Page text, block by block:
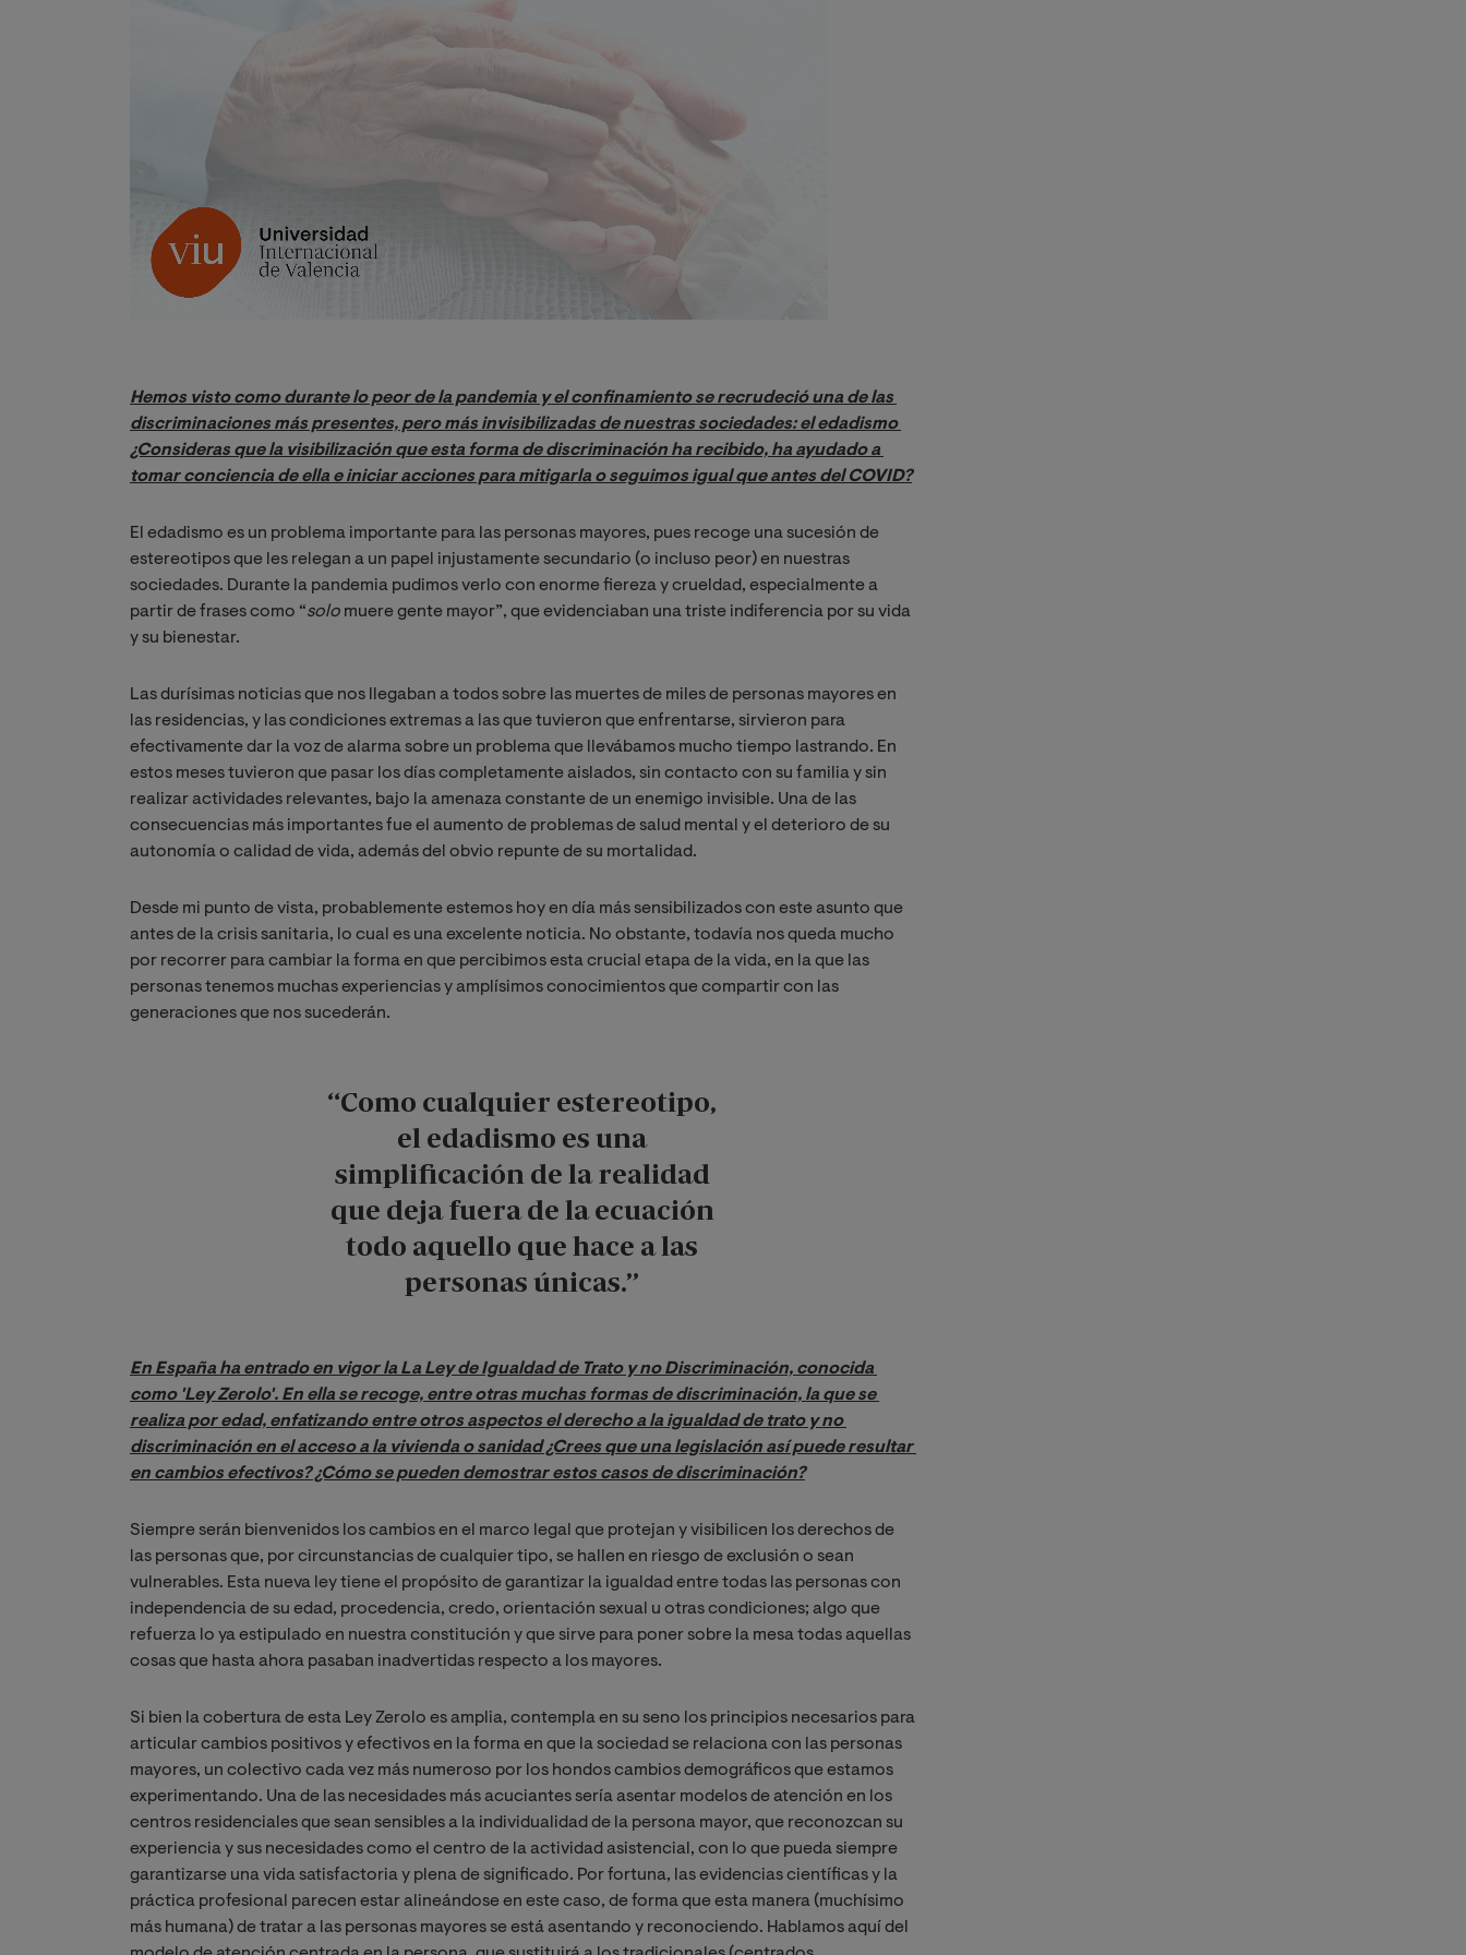
Hemos visto como durante lo peor de la pandemia y el confinamiento se recrudeció una de las
discriminaciones más presentes, pero más invisibilizadas de nuestras sociedades: el edadismo
¿Consideras que la visibilización que esta forma de discriminación ha recibido, ha ayudado a
tomar conciencia de ella e iniciar acciones para mitigarla o seguimos igual que antes del COVID?
El edadismo es un problema importante para las personas mayores, pues recoge una sucesión de
estereotipos que les relegan a un papel injustamente secundario (o incluso peor) en nuestras
sociedades. Durante la pandemia pudimos verlo con enorme fiereza y crueldad, especialmente a
partir de frases como “solo muere gente mayor”, que evidenciaban una triste indiferencia por su vida
y su bienestar.
Las durísimas noticias que nos llegaban a todos sobre las muertes de miles de personas mayores en
las residencias, y las condiciones extremas a las que tuvieron que enfrentarse, sirvieron para
efectivamente dar la voz de alarma sobre un problema que llevábamos mucho tiempo lastrando. En
estos meses tuvieron que pasar los días completamente aislados, sin contacto con su familia y sin
realizar actividades relevantes, bajo la amenaza constante de un enemigo invisible. Una de las
consecuencias más importantes fue el aumento de problemas de salud mental y el deterioro de su
autonomía o calidad de vida, además del obvio repunte de su mortalidad.
Desde mi punto de vista, probablemente estemos hoy en día más sensibilizados con este asunto que
antes de la crisis sanitaria, lo cual es una excelente noticia. No obstante, todavía nos queda mucho
por recorrer para cambiar la forma en que percibimos esta crucial etapa de la vida, en la que las
personas tenemos muchas experiencias y amplísimos conocimientos que compartir con las
generaciones que nos sucederán.
“Como cualquier estereotipo,
el edadismo es una
simplificación de la realidad
que deja fuera de la ecuación
todo aquello que hace a las
personas únicas.”
En España ha entrado en vigor la La Ley de Igualdad de Trato y no Discriminación, conocida
como 'Ley Zerolo'. En ella se recoge, entre otras muchas formas de discriminación, la que se
realiza por edad, enfatizando entre otros aspectos el derecho a la igualdad de trato y no
discriminación en el acceso a la vivienda o sanidad ¿Crees que una legislación así puede resultar
en cambios efectivos? ¿Cómo se pueden demostrar estos casos de discriminación?
Siempre serán bienvenidos los cambios en el marco legal que protejan y visibilicen los derechos de
las personas que, por circunstancias de cualquier tipo, se hallen en riesgo de exclusión o sean
vulnerables. Esta nueva ley tiene el propósito de garantizar la igualdad entre todas las personas con
independencia de su edad, procedencia, credo, orientación sexual u otras condiciones; algo que
refuerza lo ya estipulado en nuestra constitución y que sirve para poner sobre la mesa todas aquellas
cosas que hasta ahora pasaban inadvertidas respecto a los mayores.
Si bien la cobertura de esta Ley Zerolo es amplia, contempla en su seno los principios necesarios para
articular cambios positivos y efectivos en la forma en que la sociedad se relaciona con las personas
mayores, un colectivo cada vez más numeroso por los hondos cambios demográficos que estamos
experimentando. Una de las necesidades más acuciantes sería asentar modelos de atención en los
centros residenciales que sean sensibles a la individualidad de la persona mayor, que reconozcan su
experiencia y sus necesidades como el centro de la actividad asistencial, con lo que pueda siempre
garantizarse una vida satisfactoria y plena de significado. Por fortuna, las evidencias científicas y la
práctica profesional parecen estar alineándose en este caso, de forma que esta manera (muchísimo
más humana) de tratar a las personas mayores se está asentando y reconociendo. Hablamos aquí del